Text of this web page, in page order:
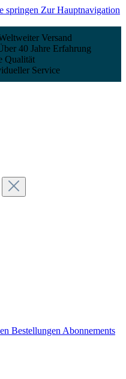
springen Zur Hauptnavigation
Versand
40 Jahre Erfahrung
Qualität
Service
Bestellungen Abonnements